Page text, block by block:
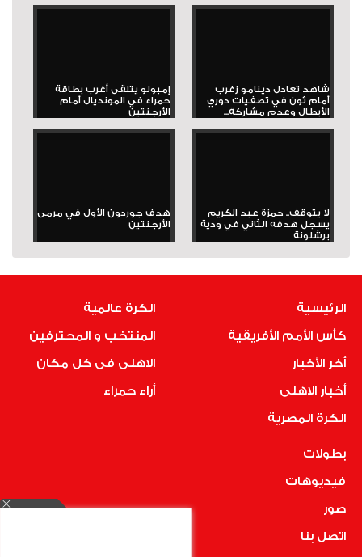
شاهد تعادل دينامو زغرب
أمام ثون في تصفيات دوري
الأبطال وعدم مشاركة...
إمبولو يتلقى أغرب بطاقة
حمراء في المونديال أمام
الأرجنتين
لا يتوقف.. حمزة عبد الكريم
يسجل هدفه الثاني في ودية
برشلونة
هدف جوردون الأول في مرمى
الأرجنتين
الرئيسية
كأس الأمم الأفريقية
أخر الأخبار
أخبار الاهلى
الكرة المصرية
الكرة عالمية
المنتخب و المحترفين
الاهلى فى كل مكان
أراء حمراء
بطولات
فيديوهات
صور
اتصل بنا